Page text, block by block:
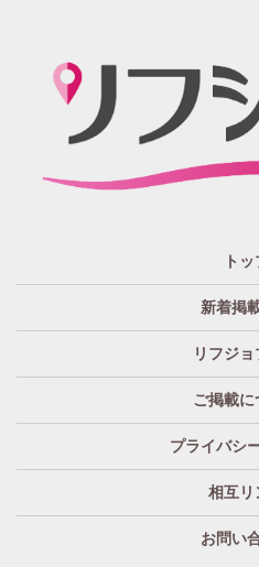
紙面媒体スポーツ紙のあの
広告!?まで興味のある方も
すがりの方へも！もっと
が欲しい！というお客様の
に、リフジョブは地域情報
り開始いたしました。
「リフジョブ」は無料
いいえ、リフジョブは収益
「リフジョブ」へはど
求人情報はもちろん、地域
様々なジャンルからの広告
ご新規のアクセスも勿論
舗の運営関係者様＞や＜②
ト
新着掲
リフジ
ご掲載に
プライバシ
相互リ
お問い